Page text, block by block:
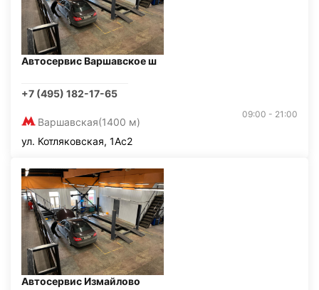
Автосервис Варшавское ш
+7 (495) 182-17-65
Варшавская(1400 м)
09:00 - 21:00
ул. Котляковская, 1Ас2
Автосервис Измайлово